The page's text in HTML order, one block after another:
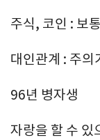
주식, 코인 : 보
대인관계 : 주의
96년 병자생
자랑을 할 수 있